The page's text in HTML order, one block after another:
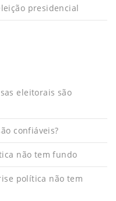
presidencial
eleitorais são
confiáveis?
não tem fundo
política não tem